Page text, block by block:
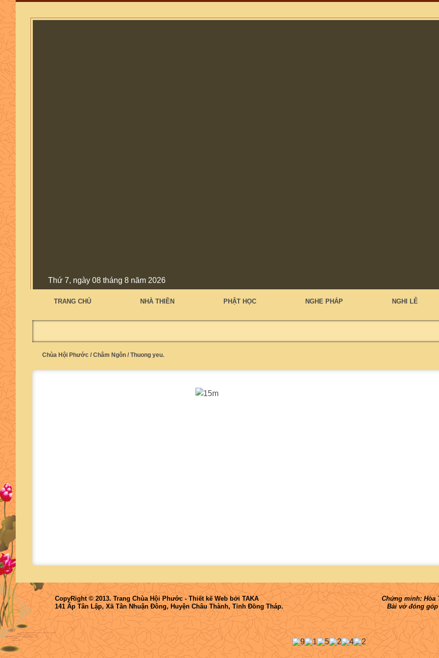
Thứ 7, ngày 08 tháng 8 năm 2026
TRANG CHỦ NHÀ THIỀN PHẬT HỌC NGHE PHÁP NGHI LỄ
Chùa Hội Phước / Châm Ngôn / Thuong yeu.
CopyRight © 2013. Trang Chùa Hội Phước - Thiết kế Web bởi TAKA
141 Ấp Tân Lập, Xã Tân Nhuận Đông, Huyện Châu Thành, Tỉnh Đồng Tháp.
Chứng minh: Hòa
Bài vở đóng